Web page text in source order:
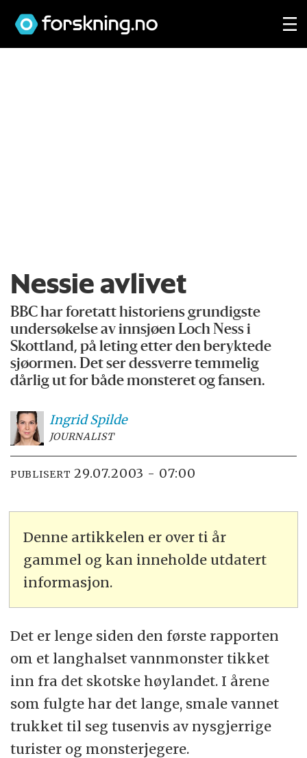
Nessie avlivet
BBC har foretatt historiens grundigste
undersøkelse av innsjøen Loch Ness i
Skottland, på leting etter den beryktede
sjøormen. Det ser dessverre temmelig
dårlig ut for både monsteret og fansen.
Ingrid Spilde
JOURNALIST
PUBLISERT 29.07.2003 - 07:00
Denne artikkelen er over ti år
gammel og kan inneholde utdatert
informasjon.
Det er lenge siden den første rapporten
om et langhalset vannmonster tikket
inn fra det skotske høylandet. I årene
som fulgte har det lange, smale vannet
trukket til seg tusenvis av nysgjerrige
turister og monsterjegere.